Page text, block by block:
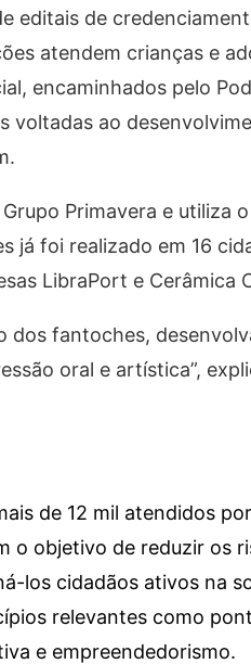
editais de
atendem crianças e
encaminhados pelo
voltadas ao
Primavera e utiliza
já foi realizado em 16
LibraPort e Cerâmica
dos fantoches,
oral e artística”,
de 12 mil atendidos
o objetivo de reduzir os
los cidadãos ativos na
relevantes como
e empreendedorismo.